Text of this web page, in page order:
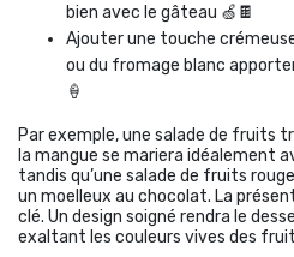
bien avec le gâteau 🍏🍫
Ajouter une touche
ou du fromage blanc
🍦
Par exemple, une salade de fruits
la mangue se mariera idéalement
tandis qu’une salade de fruits
un moelleux au chocolat. La
clé. Un design soigné rendra le
exaltant les couleurs vives des